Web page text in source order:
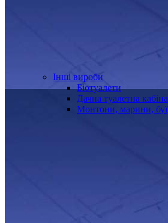
Інші вироби
Біотуалети
Дачна туалетна кабіна
Монтони, марини, буї